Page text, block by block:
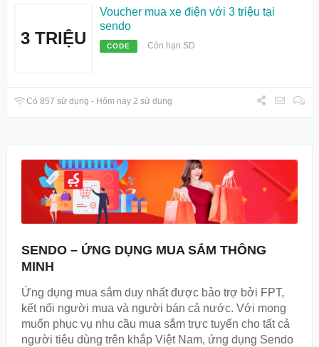
3 TRIỆU
Voucher mua xe điện với 3 triệu tại
sendo
CODE Còn hạn SD
Có 857 sử dụng - Hôm nay 2 sử dụng
SENDO – ỨNG DỤNG MUA SẮM THÔNG
MINH
Ứng dụng mua sắm duy nhất được bảo trợ bởi FPT,
kết nối người mua và người bán cả nước. Với mong
muốn phục vụ nhu cầu mua sắm trực tuyến cho tất cả
người tiêu dùng trên khắp Việt Nam, ứng dụng Sendo